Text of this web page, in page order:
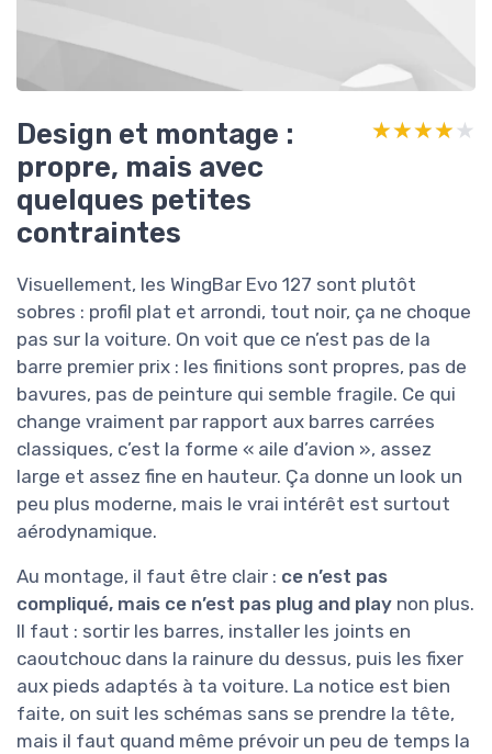
Design et montage :
propre, mais avec
quelques petites
contraintes
★★★★★
★★★★★
Visuellement, les WingBar Evo 127 sont plutôt
sobres : profil plat et arrondi, tout noir, ça ne choque
pas sur la voiture. On voit que ce n’est pas de la
barre premier prix : les finitions sont propres, pas de
bavures, pas de peinture qui semble fragile. Ce qui
change vraiment par rapport aux barres carrées
classiques, c’est la forme « aile d’avion », assez
large et assez fine en hauteur. Ça donne un look un
peu plus moderne, mais le vrai intérêt est surtout
aérodynamique.
Au montage, il faut être clair : ce n’est pas
compliqué, mais ce n’est pas plug and play non plus.
Il faut : sortir les barres, installer les joints en
caoutchouc dans la rainure du dessus, puis les fixer
aux pieds adaptés à ta voiture. La notice est bien
faite, on suit les schémas sans se prendre la tête,
mais il faut quand même prévoir un peu de temps la